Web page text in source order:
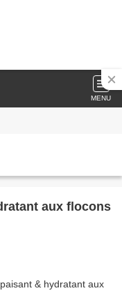
MENU
aux flocons